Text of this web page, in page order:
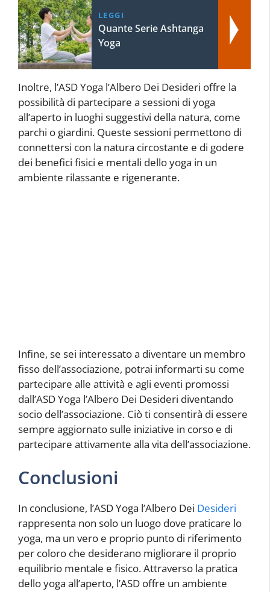
LEGGI
Quante Serie Ashtanga
Yoga
Inoltre, l’ASD Yoga l’Albero Dei Desideri offre la
possibilità di partecipare a sessioni di yoga
all’aperto in luoghi suggestivi della natura, come
parchi o giardini. Queste sessioni permettono di
connettersi con la natura circostante e di godere
dei benefici fisici e mentali dello yoga in un
ambiente rilassante e rigenerante.
Infine, se sei interessato a diventare un membro
fisso dell’associazione, potrai informarti su come
partecipare alle attività e agli eventi promossi
dall’ASD Yoga l’Albero Dei Desideri diventando
socio dell’associazione. Ciò ti consentirà di essere
sempre aggiornato sulle iniziative in corso e di
partecipare attivamente alla vita dell’associazione.
Conclusioni
In conclusione, l’ASD Yoga l’Albero Dei Desideri
rappresenta non solo un luogo dove praticare lo
yoga, ma un vero e proprio punto di riferimento
per coloro che desiderano migliorare il proprio
equilibrio mentale e fisico. Attraverso la pratica
dello yoga all’aperto, l’ASD offre un ambiente